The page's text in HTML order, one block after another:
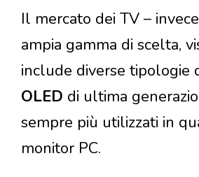
Il mercato dei TV –
ampia gamma di scelta,
include diverse tipologie
OLED di ultima
sempre più utilizzati in
monitor PC.